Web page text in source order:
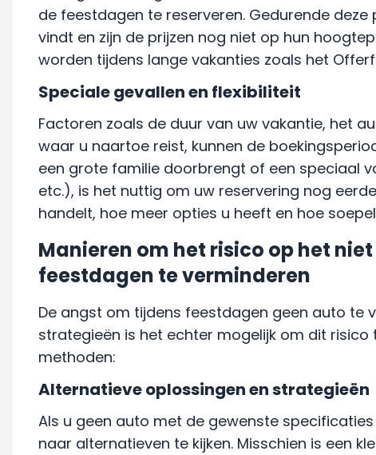
de feestdagen te reserveren. Gedurende
vindt en zijn de prijzen nog niet op hun
worden tijdens lange vakanties zoals het
Speciale gevallen en flexibiliteit
Factoren zoals de duur van uw vakantie, het
waar u naartoe reist, kunnen de
een grote familie doorbrengt of een speciaal
etc.), is het nuttig om uw reservering nog
handelt, hoe meer opties u heeft en hoe
Manieren om het risico op het
feestdagen te verminderen
De angst om tijdens feestdagen geen auto te
strategieën is het echter mogelijk om dit risico
methoden:
Alternatieve oplossingen en strategieën
Als u geen auto met de gewenste
naar alternatieven te kijken. Misschien is een